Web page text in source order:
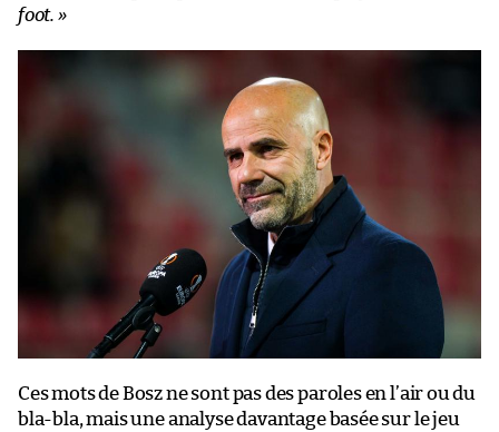
foot. »
Ces mots de Bosz ne sont pas des paroles en l’air ou du
bla-bla, mais une analyse davantage basée sur le jeu